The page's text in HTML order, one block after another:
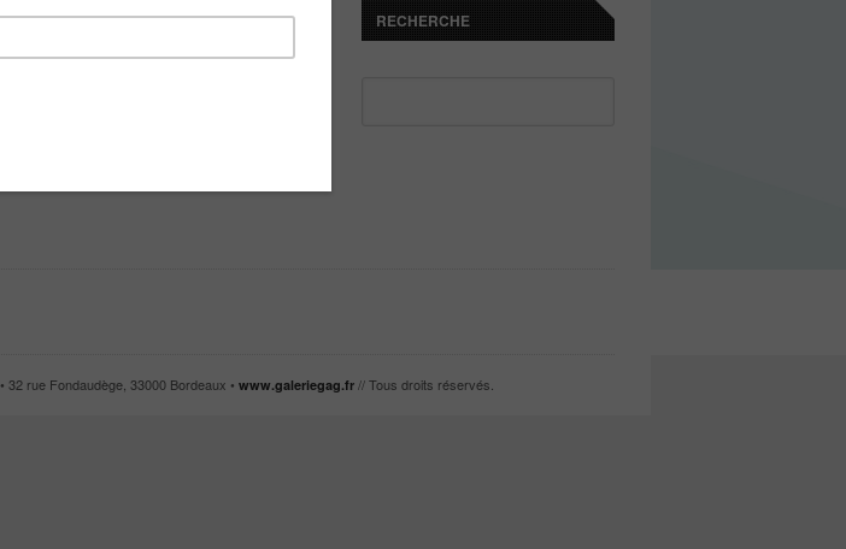
RECHERCHE
• 32 rue Fondaudège, 33000 Bordeaux • www.galeriegag.fr // Tous droits réservés.